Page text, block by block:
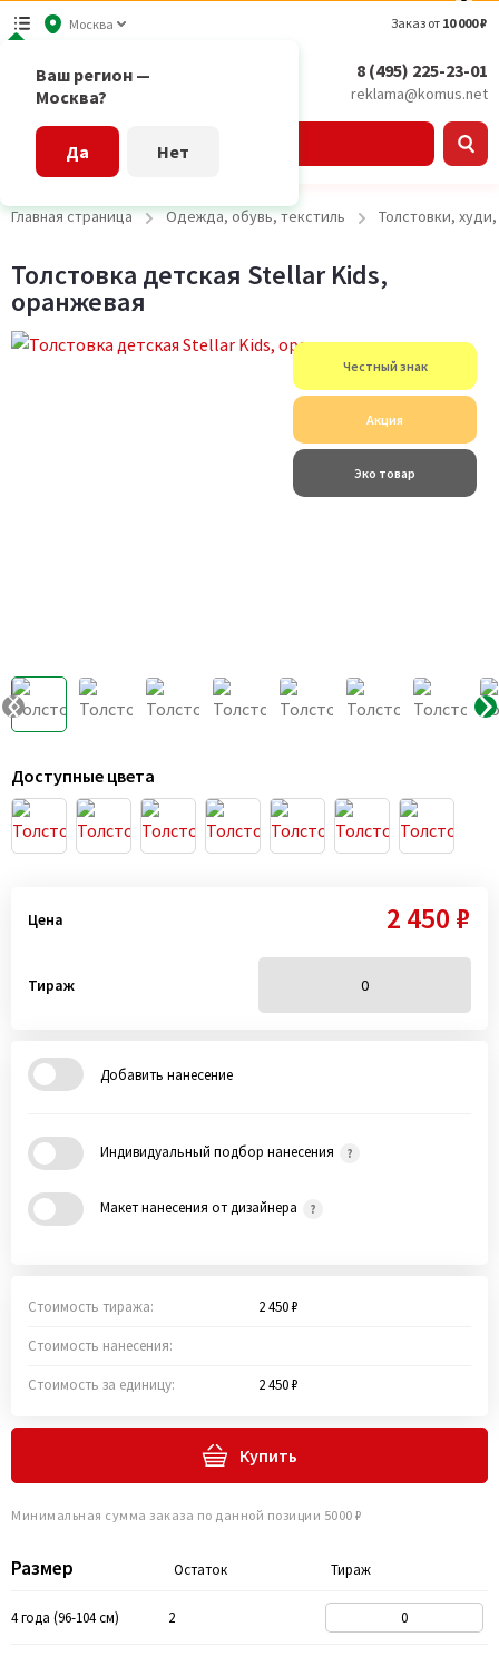
Москва
Ваш регион —
Москва?
Да Нет
Заказ от 10 000 ₽
8 (495) 225-23-01
reklama@komus.net
Главная страница Одежда, обувь, текстиль Толстовки,
Толстовка детская Stellar Kids,
оранжевая
Честный знак
Акция
Эко товар
Доступные цвета
Размер Остаток Тираж
4 года (96-104 см) 2
Цена 2 450 ₽
Тираж
Добавить нанесение
Индивидуальный подбор нанесения
Макет нанесения от дизайнера
Стоимость тиража: 2 450 ₽
Стоимость нанесения:
Стоимость за единицу: 2 450 ₽
Купить
Минимальная сумма заказа по данной позиции 5000 ₽